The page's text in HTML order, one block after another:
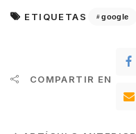
ETIQUETAS google
COMPARTIR EN